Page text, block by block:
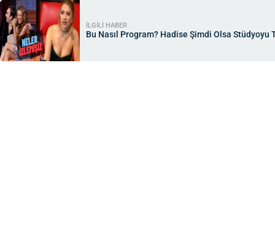
İLGİLİ HABER
Bu Nasıl Program? Hadise Şimdi Olsa Stüdyoyu